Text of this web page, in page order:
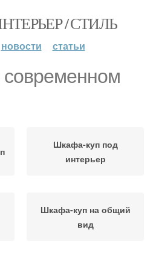
/ СТИЛЬ
новости статьи
Шкафа-куп под
интерьер
Шкафа-куп на общий
вид